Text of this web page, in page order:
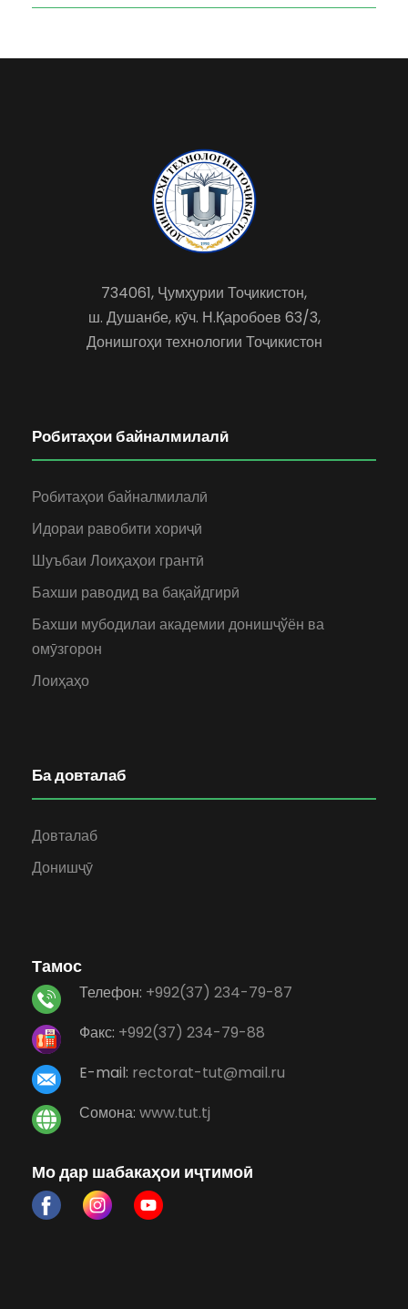
734061, Ҷумҳурии Тоҷикистон,
ш. Душанбе, кӯч. Н.Қаробоев 63/3,
Донишгоҳи технологии Тоҷикистон
Робитаҳои байналмилалӣ
Робитаҳои байналмилалӣ
Идораи равобити хориҷӣ
Шуъбаи Лоиҳаҳои грантӣ
Бахши раводид ва бақайдгирӣ
Бахши мубодилаи академии донишҷўён ва
омӯзгорон
Лоиҳаҳо
Ба довталаб
Довталаб
Донишҷӯ
Тамос
Телефон: +992(37) 234-79-87
Факс: +992(37) 234-79-88
E-mail: rectorat-tut@mail.ru
Сомона: www.tut.tj
Мо дар шабакаҳои иҷтимоӣ